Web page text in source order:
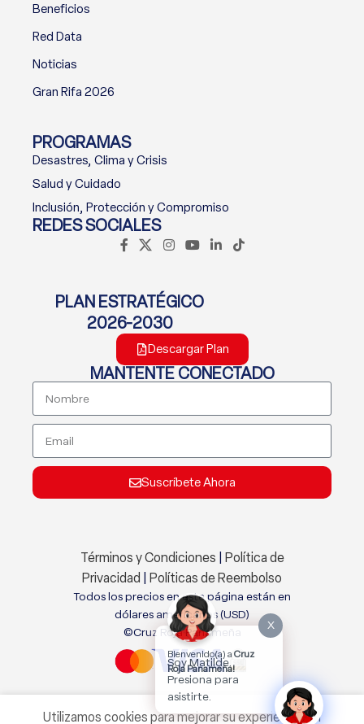
Beneficios
Red Data
Noticias
Gran Rifa 2026
PROGRAMAS
Desastres, Clima y Crisis
Salud y Cuidado
Inclusión, Protección y Compromiso
REDES SOCIALES
PLAN ESTRATÉGICO
2026-2030
Descargar Plan
MANTENTE CONECTADO
Suscríbete Ahora
Términos y Condiciones
Política de
Privacidad
Políticas de Reembolso
Todos los precios en este página están en
dólares americanos (USD)
©Cruz Roja Panameña
Utilizamos cookies para mejorar su experiencia en
X
Bienvenido(a) a Cruz
Roja Panameña!
Soy Matilde.
Presiona para
asistirte.